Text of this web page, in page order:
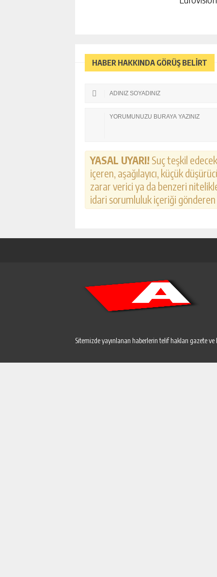
HABER HAKKINDA GÖRÜŞ BELİRT
YASAL UYARI! Suç teşkil
içeren, aşağılayıcı, küçük
zarar verici ya da benzeri
idari sorumluluk içeriği
Sitemizde yayınlanan haberlerin telif hakları gazete